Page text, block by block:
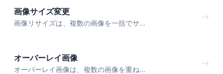
画像サイズ変更
画像リサイズは、複数の画像を一括でサ...
オーバーレイ画像
オーバーレイ画像は、複数の画像を重ね...